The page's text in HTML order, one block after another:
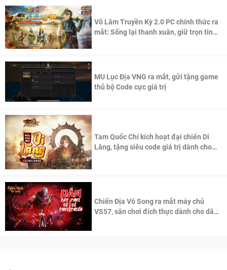
Võ Lâm Truyền Kỳ 2.0 PC chính thức ra
mắt: Sống lại thanh xuân, giữ trọn tinh
MU Lục Địa VNG ra mắt, gửi tặng game
thủ bộ Code cực giá trị
Tam Quốc Chí kích hoạt đại chiến Di
Lăng, tặng siêu code giá trị dành cho
Chiến Địa Vô Song ra mắt máy chủ
VS57, sân chơi đích thực dành cho dân